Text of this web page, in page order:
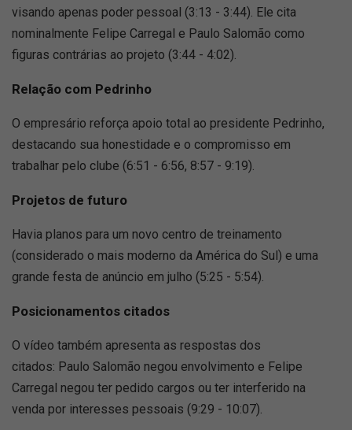
visando apenas poder pessoal (3:13 - 3:44). Ele cita
nominalmente Felipe Carregal e Paulo Salomão como
figuras contrárias ao projeto (3:44 - 4:02).
Relação com Pedrinho
O empresário reforça apoio total ao presidente Pedrinho,
destacando sua honestidade e o compromisso em
trabalhar pelo clube (6:51 - 6:56, 8:57 - 9:19).
Projetos de futuro
Havia planos para um novo centro de treinamento
(considerado o mais moderno da América do Sul) e uma
grande festa de anúncio em julho (5:25 - 5:54).
Posicionamentos citados
O vídeo também apresenta as respostas dos
citados: Paulo Salomão negou envolvimento e Felipe
Carregal negou ter pedido cargos ou ter interferido na
venda por interesses pessoais (9:29 - 10:07).